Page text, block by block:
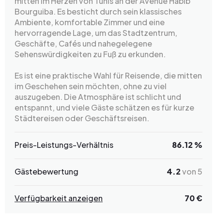
Bourguiba. Es besticht durch sein klassisches
Ambiente, komfortable Zimmer und eine
hervorragende Lage, um das Stadtzentrum,
Geschäfte, Cafés und nahegelegene
Sehenswürdigkeiten zu Fuß zu erkunden.
Es ist eine praktische Wahl für Reisende, die mitten
im Geschehen sein möchten, ohne zu viel
auszugeben. Die Atmosphäre ist schlicht und
entspannt, und viele Gäste schätzen es für kurze
Städtereisen oder Geschäftsreisen.
Preis-Leistungs-Verhältnis 86.12 %
Gästebewertung 4.2von 5
Verfügbarkeit anzeigen 70 €